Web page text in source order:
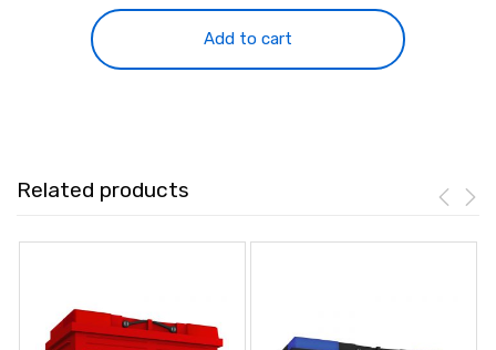
Add to cart
Related products